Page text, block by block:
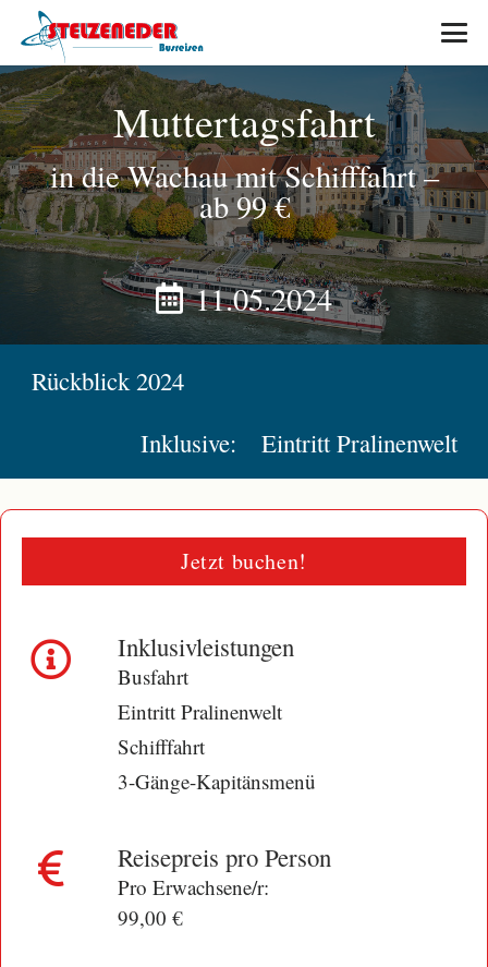
Muttertagsfahrt
in die Wachau mit Schifffahrt–
ab 99 €
11.05.2024
Rückblick 2024
Inklusive:
Eintritt Pralinenwelt
Jetzt buchen!
Inklusivleistungen
Busfahrt
Eintritt Pralinenwelt
Schifffahrt
3-Gänge-Kapitänsmenü
Reisepreis pro Person
Pro Erwachsene/r:
99,00 €